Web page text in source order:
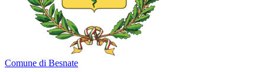
Comune di Besnate